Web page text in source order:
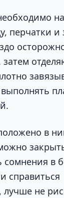
перчатки и
в
сомнения в
справиться
лучше не